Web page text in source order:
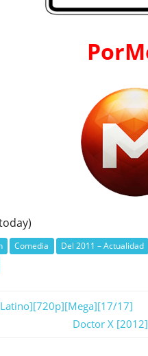
Comedia Del 2011 – Actualidad
17]
Next
Doctor X